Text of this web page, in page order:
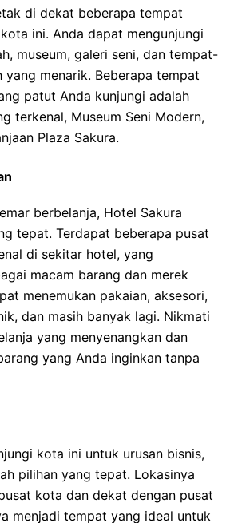
di dekat beberapa tempat
ini. Anda dapat mengunjungi
museum, galeri seni, dan tempat-
yang menarik. Beberapa tempat
patut Anda kunjungi adalah
terkenal, Museum Seni Modern,
Plaza Sakura.
berbelanja, Hotel Sakura
tepat. Terdapat beberapa pusat
di sekitar hotel, yang
macam barang dan merek
menemukan pakaian, aksesori,
dan masih banyak lagi. Nikmati
yang menyenangkan dan
yang Anda inginkan tanpa
kota ini untuk urusan bisnis,
pilihan yang tepat. Lokasinya
kota dan dekat dengan pusat
menjadi tempat yang ideal untuk